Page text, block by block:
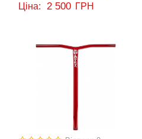
Ціна: 2 500 ГРН